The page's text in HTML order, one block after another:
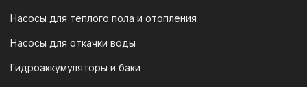
отопительной техники (котлы, газовые
Насосы для теплого пола и отопления
Насосы для откачки воды
Гидроаккумуляторы и баки